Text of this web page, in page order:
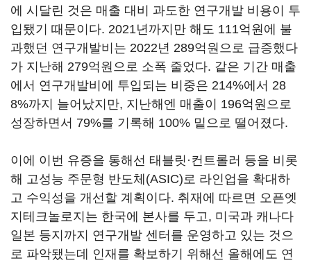
에 시달린 것은 매출 대비 과도한 연구개발 비용이 투
입됐기 때문이다. 2021년까지만 해도 111억원에 불
과했던 연구개발비는 2022년 289억원으로 급증했다
가 지난해 279억원으로 소폭 줄었다. 같은 기간 매출
에서 연구개발비에 투입되는 비중은 214%에서 28
8%까지 늘어났지만, 지난해엔 매출이 196억원으로
성장하면서 79%를 기록해 100% 밑으로 떨어졌다.
이에 이번 유증을 통해선 태블릿·컨트롤러 등을 비롯
해 고성능 주문형 반도체(ASIC)로 라인업을 확대하
고 수익성을 개선할 계획이다. 취재에 따르면 오픈엣
지테크놀로지는 한국에 본사를 두고, 미국과 캐나다
일본 등지까지 연구개발 센터를 운영하고 있는 것으
로 파악됐는데 인재를 확보하기 위해선 올해에도 연